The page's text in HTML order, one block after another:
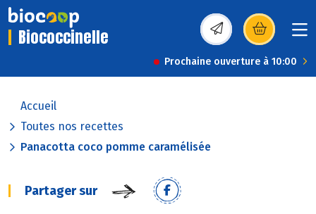
Biococcinelle (s’ouvre dans une
Prochaine ouverture à 10:00
Accueil
Toutes nos recettes
Panacotta coco pomme caramélisée
Partager sur